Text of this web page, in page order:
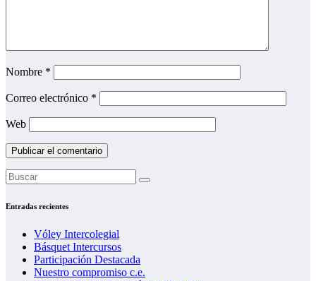
Nombre *
Correo electrónico *
Web
Entradas recientes
Vóley Intercolegial
Básquet Intercursos
Participación Destacada
Nuestro compromiso c.e.